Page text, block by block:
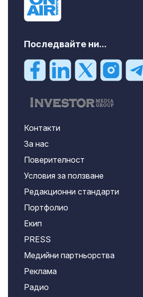
Последвайте ни...
Контакти
За нас
Поверителност
Условия за ползване
Редакционни стандарти
Портфолио
Екип
PRESS
Медийни партньорства
Реклама
Радио